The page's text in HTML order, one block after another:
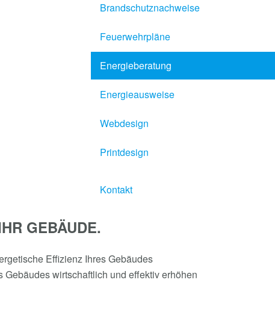
Brandschutznachweise
Feuerwehrpläne
Energieberatung
Energieausweise
Webdesign
Printdesign
Kontakt
GEBÄUDE.
Effizienz Ihres Gebäudes
wirtschaftlich und effektiv erhöhen